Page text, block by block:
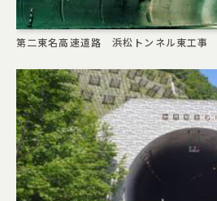
第二東名高速道路 浜松トンネル東工事